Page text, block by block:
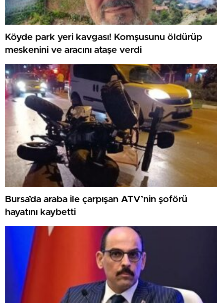
Köyde park yeri kavgası! Komşusunu öldürüp
meskenini ve aracını ataşe verdi
Bursa’da araba ile çarpışan ATV’nin şoförü
hayatını kaybetti